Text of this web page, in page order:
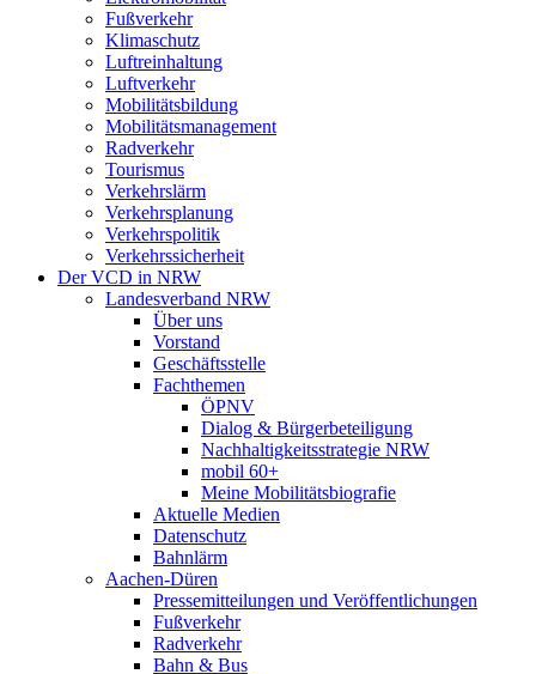
Fußverkehr
Klimaschutz
Luftreinhaltung
Luftverkehr
Mobilitätsbildung
Mobilitätsmanagement
Radverkehr
Tourismus
Verkehrslärm
Verkehrsplanung
Verkehrspolitik
Verkehrssicherheit
Der VCD in NRW
Landesverband NRW
Über uns
Vorstand
Geschäftsstelle
Fachthemen
ÖPNV
Dialog & Bürgerbeteiligung
Nachhaltigkeitsstrategie NRW
mobil 60+
Meine Mobilitätsbiografie
Aktuelle Medien
Datenschutz
Bahnlärm
Aachen-Düren
Pressemitteilungen und Veröffentlichungen
Fußverkehr
Radverkehr
Bahn & Bus